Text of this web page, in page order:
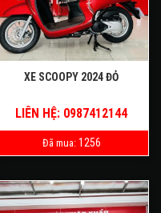
XE SCOOPY 2024 ĐỎ
LIÊN HỆ: 0987412144
Đã mua: 1256